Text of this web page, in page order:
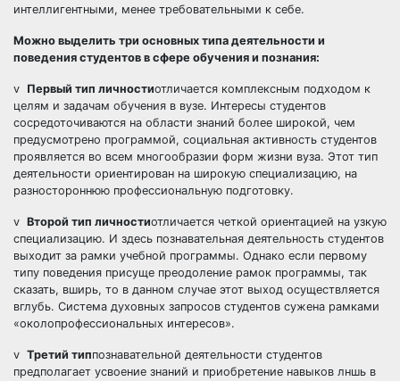
интеллигентными, менее требовательными к себе.
Можно выделить три основных типа деятельности и
поведения студентов в сфере обучения и познания:
v Первый тип личностиотличается комплексным подходом к
целям и задачам обучения в вузе. Интересы студентов
сосредоточиваются на области знаний более широкой, чем
предусмотрено программой, социальная активность студентов
проявляется во всем многообразии форм жизни вуза. Этот тип
деятельности ориентирован на широкую специализацию, на
разностороннюю профессиональную подготовку.
v Второй тип личностиотличается четкой ориентацией на узкую
специализацию. И здесь познавательная деятельность студентов
выходит за рамки учебной программы. Однако если первому
типу поведения присуще преодоление рамок программы, так
сказать, вширь, то в данном случае этот выход осуществляется
вглубь. Система духовных запросов студентов сужена рамками
«околопрофессиональных интересов».
v Третий типпознавательной деятельности студентов
предполагает усвоение знаний и приобретение навыков лншь в